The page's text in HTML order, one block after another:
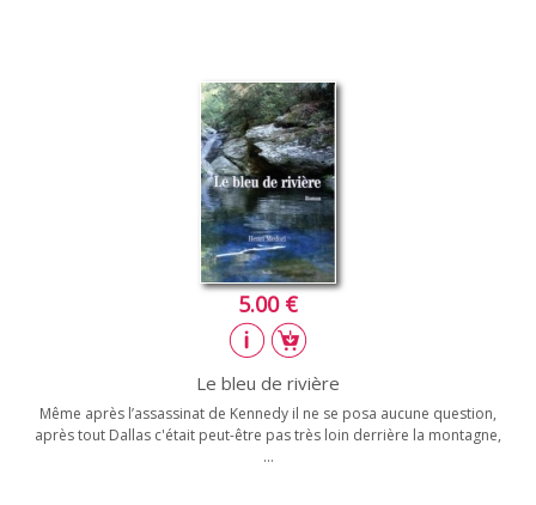
5.00 €
Le bleu de rivière
Même après l’assassinat de Kennedy il ne se posa aucune question,
après tout Dallas c'était peut-être pas très loin derrière la montagne,
…